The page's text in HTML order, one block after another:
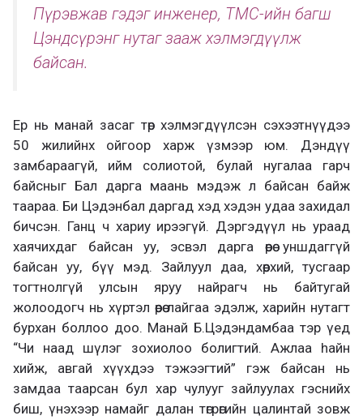
Пүрэвжав гэдэг инженер, ТМС-ийн багш
Цэндсүрэнг нутаг зааж хэлмэгдүүлж
байсан.
Ер нь манай засаг төр хэлмэгдүүлсэн сэхээтнүүдээ
50 жилийнх ойгоор харж үзмээр юм. Дэндүү
замбараагүй, ийм солиотой, булай нугалаа гарч
байсныг Бал дарга маань мэдэж л байсан байж
таараа. Би Цэдэнбал даргад хэд хэдэн удаа захидал
бичсэн. Ганц ч хариу ирээгүй. Дэргэдүүл нь ураад
хаячихдаг байсан уу, эсвэл дарга өөрөө уншдаггүй
байсан уу, бүү мэд. Зайлуул даа, хөөрхий, тусгаар
тогтнолгүй улсын яруу найрагч нь байтугай
жолоодогч нь хүртэл өөрөө лайгаа эдэлж, харийн нутагт
бурхан боллоо доо. Манай Б.Цэдэндамбаа тэр үед
“Чи наад шүлэг зохиолоо болигтий. Ажлаа hайн
хийж, авгай хүүхдээ тэжээгтий” гэж байсан нь
замдаа таарсан бул хар чулууг зайлуулах гэснийх
биш, үнэхээр намайг далан төгрөгийн цалинтай зовж